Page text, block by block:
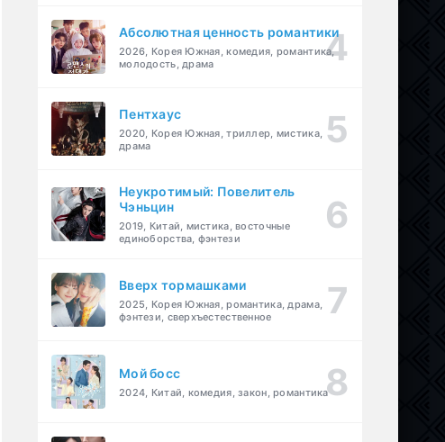
Абсолютная ценность романтики
2026, Корея Южная, комедия, романтика,
молодость, драма
Пентхаус
2020, Корея Южная, триллер, мистика,
драма
Неукротимый: Повелитель
Чэньцин
2019, Китай, мистика, восточные
единоборства, фэнтези
Вверх тормашками
2025, Корея Южная, романтика, драма,
фэнтези, сверхъестественное
Мой босс
2024, Китай, комедия, закон, романтика